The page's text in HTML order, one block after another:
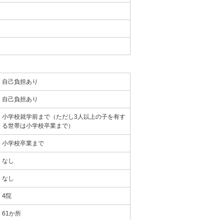
自己負担あり
自己負担あり
小学校就学前まで（ただし3人以上の子を有す
る世帯は小学校卒業まで）
小学校卒業まで
なし
なし
4院
61か所